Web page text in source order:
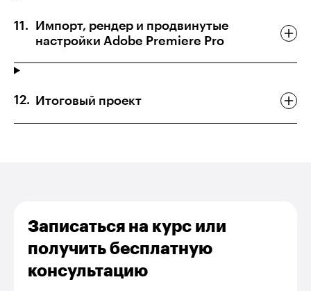
Импорт, рендер и продвинутые
настройки Adobe Premiere Pro
Итоговый проект
Записаться на курс или
получить бесплатную
консультацию